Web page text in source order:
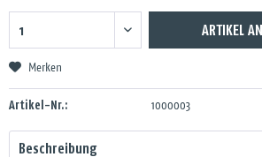
ARTIKEL
Merken
Artikel-Nr.: 1000003
Beschreibung